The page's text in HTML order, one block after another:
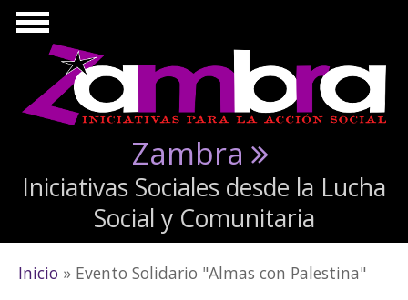
Pasar al contenido principal
Zambra
Iniciativas Sociales desde la Lucha
Social y Comunitaria
Se encuentra usted aquí
Inicio » Evento Solidario "Almas con Palestina"